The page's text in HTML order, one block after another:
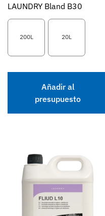
LAUNDRY Bland B30
200L 20L
Añadir al
presupuesto